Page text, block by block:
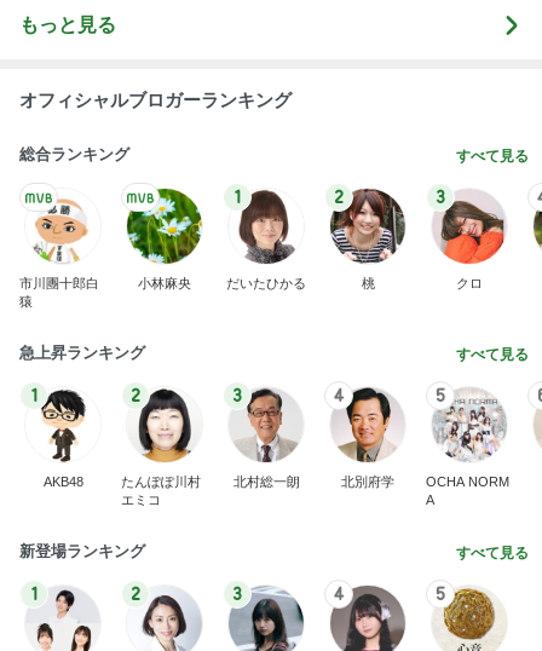
もっと見る
オフィシャルブロガーランキング
総合ランキング すべて見る
市川團十郎白
猿
小林麻央
1
だいたひかる
2
桃
3
クロ
急上昇ランキング すべて見る
1
AKB48
2
たんぽぽ川村
エミコ
3
北村総一朗
4
北別府学
5
OCHA NORM
A
新登場ランキング すべて見る
1 2 3 4 5